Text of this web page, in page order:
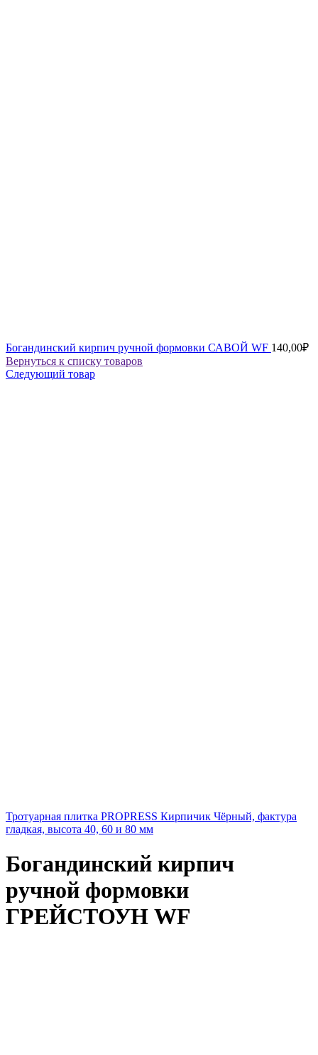
Богандинский кирпич ручной формовки САВОЙ WF 140,00₽
Вернуться к списку товаров
Следующий товар
Тротуарная плитка PROPRESS Кирпичик Чёрный, фактура
гладкая, высота 40, 60 и 80 мм
Богандинский кирпич
ручной формовки
ГРЕЙСТОУН WF